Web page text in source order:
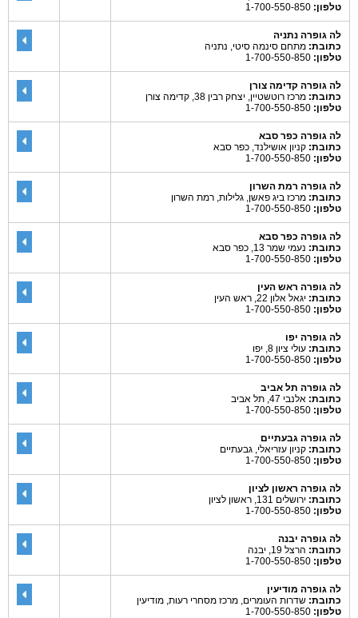
טלפון:
לה גופרה נתניה
כתובת: מתחם סינמה סיטי, נתניה
טלפון:
לה גופרה קדימה צורן
כתובת: מרכז רוטשטיין, יצחק רבין 38, קדימה צורן
טלפון:
לה גופרה כפר סבא
כתובת: קניון אושילנד, כפר סבא
טלפון:
לה גופרה רמת השרון
כתובת: מרכז ביג פאשן, גלילות, רמת השרון
טלפון:
לה גופרה כפר סבא
כתובת: נעמי שמר 13, כפר סבא
טלפון:
לה גופרה ראש העין
כתובת: יגאל אלון 22, ראש העין
טלפון:
לה גופרה יפו
כתובת: עולי ציון 8, יפו
טלפון:
לה גופרה תל אביב
כתובת: אלנבי 47, תל אביב
טלפון:
לה גופרה גבעתיים
כתובת: קניון עזריאלי, גבעתיים
טלפון:
לה גופרה ראשון לציון
כתובת: ירושלים 131, ראשון לציון
טלפון:
לה גופרה יבנה
כתובת: הרצל 19, יבנה
טלפון:
לה גופרה מודיעין
כתובת: שדרות העומרים, מרכז מסחרי רעות, מודיעין
טלפון: